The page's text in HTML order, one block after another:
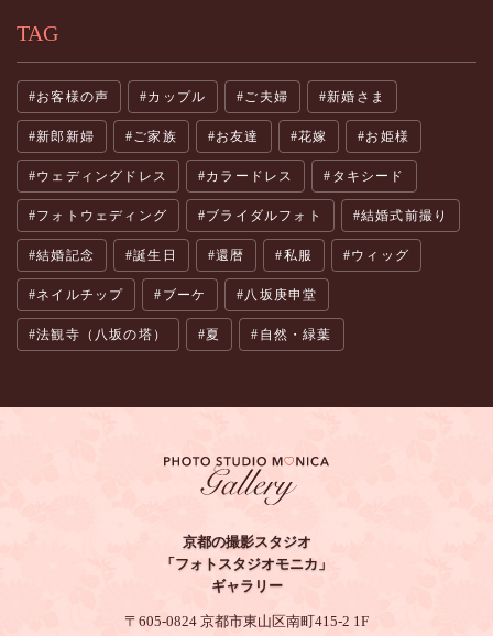
TAG
お客様の声 カップル ご夫婦 新婚さま
新郎新婦 ご家族 お友達 花嫁 お姫様
ウェディングドレス カラードレス タキシード
フォトウェディング ブライダルフォト 結婚式前撮り
結婚記念 誕生日 還暦 私服 ウィッグ
ネイルチップ ブーケ 八坂庚申堂
法観寺（八坂の塔） 夏 自然・緑葉
京都の撮影スタジオ
「フォトスタジオモニカ」
ギャラリー
〒605-0824 京都市東山区南町415-2 1F